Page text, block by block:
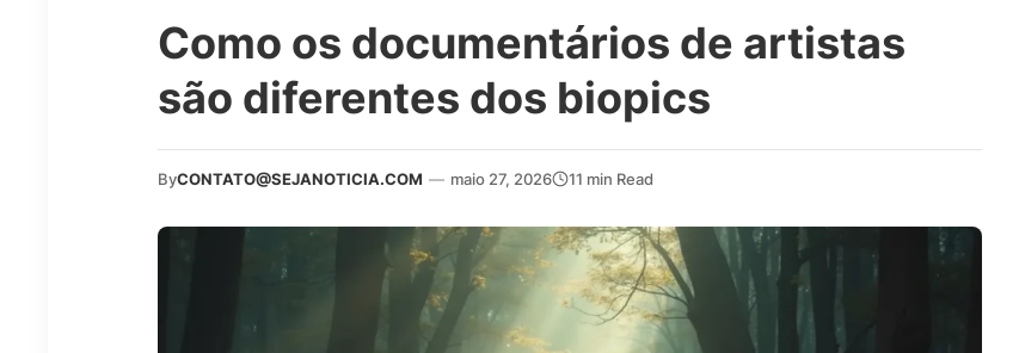
Como os documentários de artistas
são diferentes dos biopics
ByCONTATO@SEJANOTICIA.COM — maio 27, 2026 11 min Read